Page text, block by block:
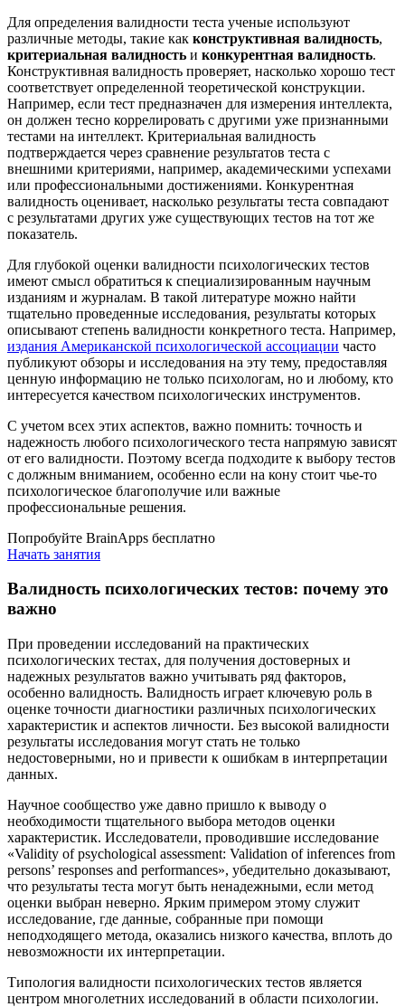
Для определения валидности теста ученые используют
различные методы, такие как конструктивная валидность,
критериальная валидность и конкурентная валидность.
Конструктивная валидность проверяет, насколько хорошо тест
соответствует определенной теоретической конструкции.
Например, если тест предназначен для измерения интеллекта,
он должен тесно коррелировать с другими уже признанными
тестами на интеллект. Критериальная валидность
подтверждается через сравнение результатов теста с
внешними критериями, например, академическими успехами
или профессиональными достижениями. Конкурентная
валидность оценивает, насколько результаты теста совпадают
с результатами других уже существующих тестов на тот же
показатель.
Для глубокой оценки валидности психологических тестов
имеют смысл обратиться к специализированным научным
изданиям и журналам. В такой литературе можно найти
тщательно проведенные исследования, результаты которых
описывают степень валидности конкретного теста. Например,
издания Американской психологической ассоциации часто
публикуют обзоры и исследования на эту тему, предоставляя
ценную информацию не только психологам, но и любому, кто
интересуется качеством психологических инструментов.
С учетом всех этих аспектов, важно помнить: точность и
надежность любого психологического теста напрямую зависят
от его валидности. Поэтому всегда подходите к выбору тестов
с должным вниманием, особенно если на кону стоит чье-то
психологическое благополучие или важные
профессиональные решения.
Попробуйте BrainApps бесплатно
Начать занятия
Валидность психологических тестов: почему это
важно
При проведении исследований на практических
психологических тестах, для получения достоверных и
надежных результатов важно учитывать ряд факторов,
особенно валидность. Валидность играет ключевую роль в
оценке точности диагностики различных психологических
характеристик и аспектов личности. Без высокой валидности
результаты исследования могут стать не только
недостоверными, но и привести к ошибкам в интерпретации
данных.
Научное сообщество уже давно пришло к выводу о
необходимости тщательного выбора методов оценки
характеристик. Исследователи, проводившие исследование
«Validity of psychological assessment: Validation of inferences from
persons’ responses and performances», убедительно доказывают,
что результаты теста могут быть ненадежными, если метод
оценки выбран неверно. Ярким примером этому служит
исследование, где данные, собранные при помощи
неподходящего метода, оказались низкого качества, вплоть до
невозможности их интерпретации.
Типология валидности психологических тестов является
центром многолетних исследований в области психологии.